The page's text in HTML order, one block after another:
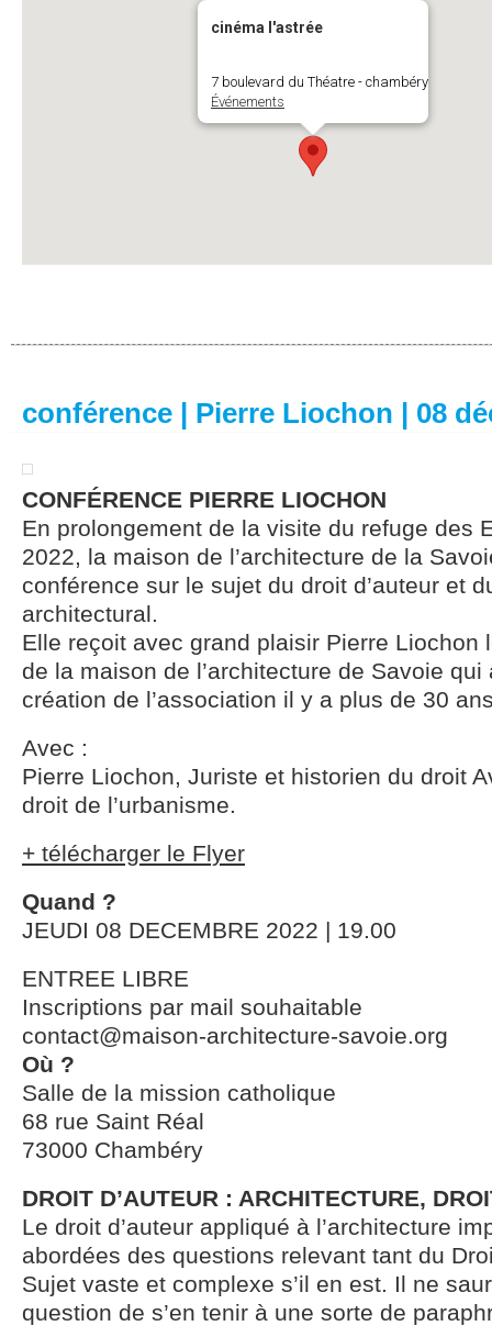
cinéma l'astrée
7 boulevard du Théatre - chambéry
Événements
conférence | Pierre Liochon | 08
CONFÉRENCE PIERRE LIOCHON
En prolongement de la visite du refuge des
2022, la maison de l’architecture de la
conférence sur le sujet du droit d’auteur et
architectural.
Elle reçoit avec grand plaisir Pierre Liochon
de la maison de l’architecture de Savoie
création de l’association il y a plus de 30
Avec :
Pierre Liochon, Juriste et historien du droit
droit de l’urbanisme.
+ télécharger le Flyer
Quand ?
JEUDI 08 DECEMBRE 2022 | 19.00
ENTREE LIBRE
Inscriptions par mail souhaitable
contact@maison-architecture-savoie.org
Où ?
Salle de la mission catholique
68 rue Saint Réal
73000 Chambéry
DROIT D’AUTEUR : ARCHITECTURE,
Le droit d’auteur appliqué à l’architecture
abordées des questions relevant tant du
Sujet vaste et complexe s’il en est. Il ne
question de s’en tenir à une sorte de